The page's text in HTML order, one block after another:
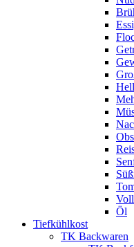
Öl
Tiefkühlkost
TK Backwaren